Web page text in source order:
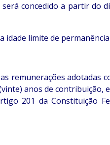
concedido a partir do
limite de
remunerações adotadas
anos de contribuição,
201 da Constituição